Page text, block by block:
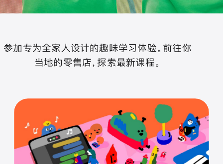
参加专为全家人设计的趣味学习体验。前往你
当地的零售店，探索最新课程。